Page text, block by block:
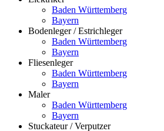
Baden Württemberg
Bayern
Bodenleger / Estrichleger
Baden Württemberg
Bayern
Fliesenleger
Baden Württemberg
Bayern
Maler
Baden Württemberg
Bayern
Stuckateur / Verputzer